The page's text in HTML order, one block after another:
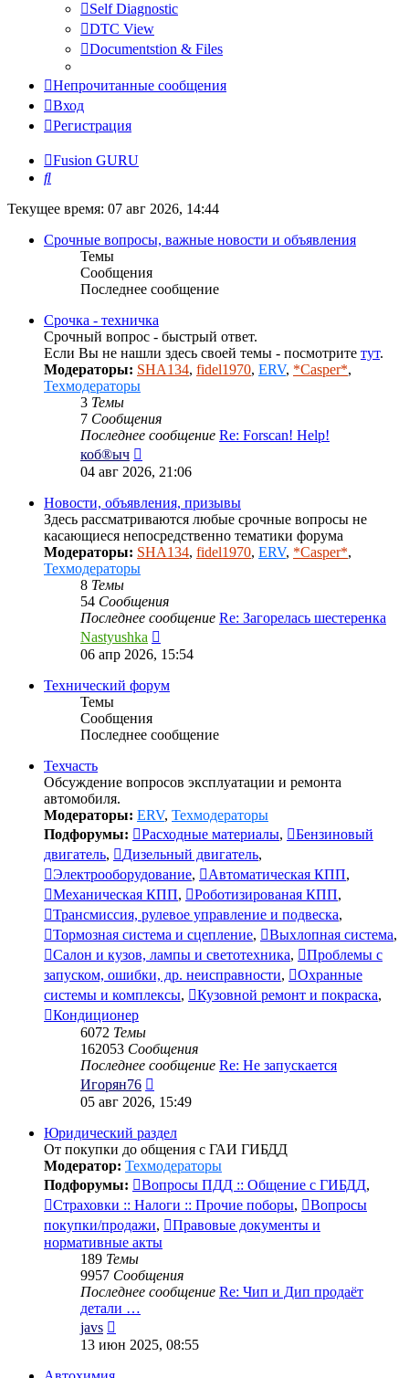
Self Diagnostic
DTC View
Documentstion & Files
Непрочитанные сообщения
Вход
Регистрация
Fusion GURU
Поиск
Текущее время: 07 авг 2026, 14:44
Срочные вопросы, важные новости и объявления
Темы
Сообщения
Последнее сообщение
Срочка - техничка
Срочный вопрос - быстрый ответ.
Если Вы не нашли здесь своей темы - посмотрите тут.
Модераторы: SHA134, fidel1970, ERV, *Casper*,
Техмодераторы
3 Темы
7 Сообщения
Последнее сообщение Re: Forscan! Help!
коб®ыч
к
сообщению
04 авг 2026, 21:06
Новости, объявления, призывы
Здесь рассматриваются любые срочные вопросы не
касающиеся непосредственно тематики форума
Модераторы: SHA134, fidel1970, ERV, *Casper*,
Техмодераторы
8 Темы
54 Сообщения
Последнее сообщение Re: Загорелась шестеренка
Nastyushka
к
сообщению
06 апр 2026, 15:54
Технический форум
Темы
Сообщения
Последнее сообщение
Техчасть
Обсуждение вопросов эксплуатации и ремонта
автомобиля.
Модераторы: ERV, Техмодераторы
Подфорумы:
Расходные материалы,
Бензиновый
двигатель, Дизельный двигатель,
Электрооборудование, Автоматическая КПП,
Механическая КПП, Роботизированая КПП,
Трансмиссия, рулевое управление и подвеска,
Тормозная система и сцепление, Выхлопная система,
Салон и кузов, лампы и светотехника,
Проблемы с
запуском, ошибки, др. неисправности,
Охранные
системы и комплексы, Кузовной ремонт и покраска,
Кондиционер
6072 Темы
162053 Сообщения
Последнее сообщение Re: Не запускается
Игорян76
к
сообщению
05 авг 2026, 15:49
Юридический раздел
От покупки до общения с ГАИ ГИБДД
Модератор: Техмодераторы
Подфорумы:
Вопросы ПДД :: Общение с ГИБДД,
Страховки :: Налоги :: Прочие поборы,
Вопросы
покупки/продажи,
Правовые документы и
нормативные акты
189 Темы
9957 Сообщения
Последнее сообщение Re: Чип и Дип продаёт
детали …
javs
к
13 июн 2025, 08:55